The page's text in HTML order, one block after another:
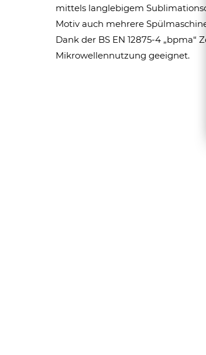
mittels langlebigem
Motiv auch mehrere
Dank der BS EN 12875-4
Mikrowellennutzung geeignet.